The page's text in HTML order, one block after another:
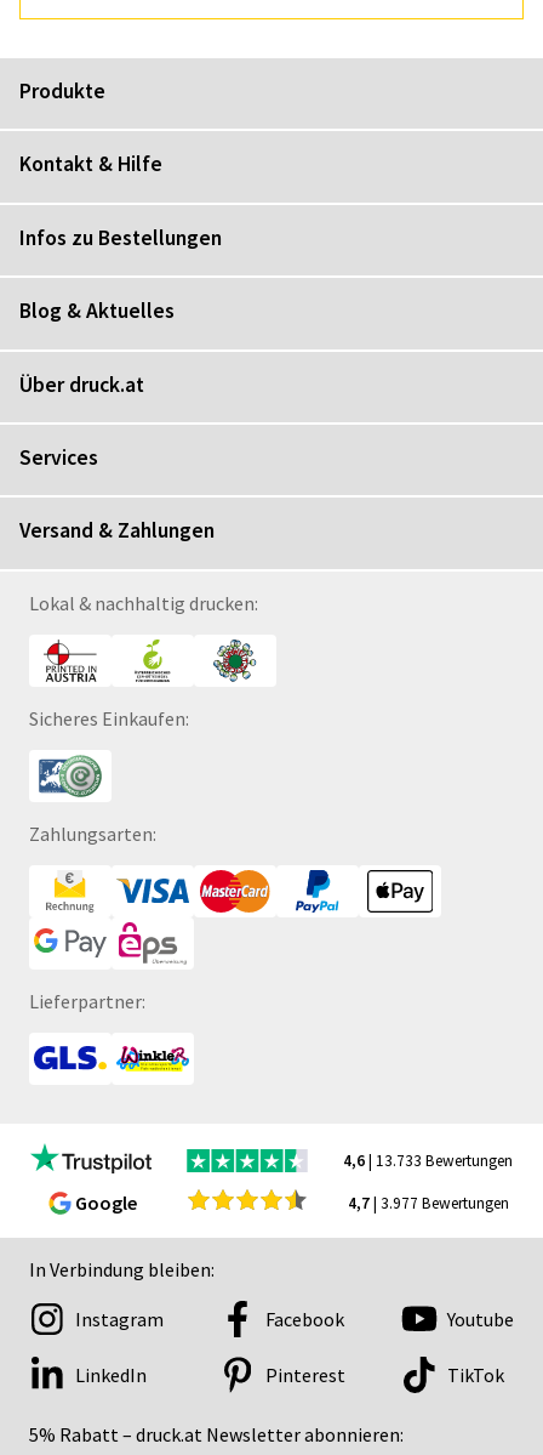
Produkte
Kontakt & Hilfe
Infos zu Bestellungen
Blog & Aktuelles
Über druck.at
Services
Versand & Zahlungen
Lokal & nachhaltig drucken:
Sicheres Einkaufen:
Zahlungsarten:
Lieferpartner:
4,6| 13.733 Bewertungen
Google 4,7| 3.977 Bewertungen
In Verbindung bleiben:
5% Rabatt – druck.at Newsletter abonnieren:
Instagram Facebook Youtube
LinkedIn Pinterest TikTok